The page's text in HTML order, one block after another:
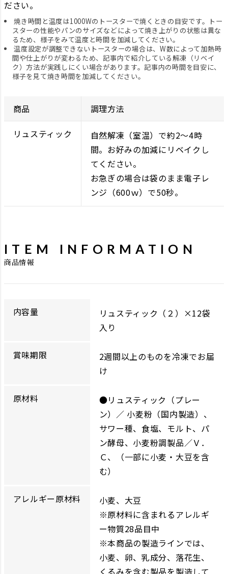
ださい。
焼き時間と温度は1000Wのトースターで焼くときの目安です。トー
スターの性能やパンのサイズなどによって焼き上がりの状態は異な
るため、様子をみて温度と時間を加減してください。
温度設定が調整できないトースターの場合は、W数によって加熱時
間や仕上がりが変わるため、記事内で紹介している解凍（リベイ
ク）方法が実践しにくい場合があります。記事内の時間を目安に、
様子を見て焼き時間を加減してください。
商品 調理方法
リュスティック
自然解凍（室温）で約2～4時
間。お好みの加減にリベイクし
てください。
お急ぎの場合は袋のまま電子レ
ンジ（600ｗ）で50秒。
ITEM INFORMATION
商品情報
内容量
リュスティック（２）×12袋
入り
賞味期限
2週間以上のものを冷凍でお届
け
原材料
●リュスティック（プレー
ン）／ 小麦粉（国内製造）、
サワー種、食塩、モルト、パ
ン酵母、小麦粉調製品／Ｖ．
Ｃ、（一部に小麦・大豆を含
む）
アレルギー原材料
小麦、大豆
※原材料に含まれるアレルギ
ー物質28品目中
※本商品の製造ラインでは、
小麦、卵、乳成分、落花生、